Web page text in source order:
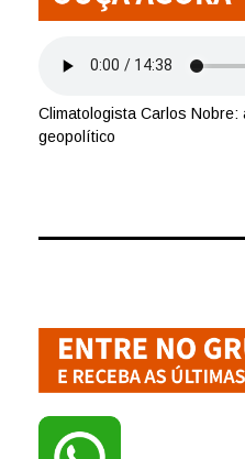
Climatologista Carlos Nobre:
geopolítico